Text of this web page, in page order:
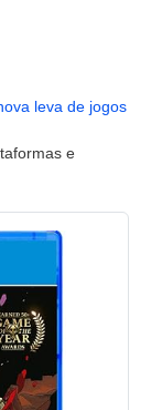
leva de jogos
e